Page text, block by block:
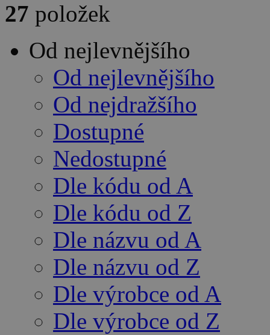
27 položek
Od nejlevnějšího
Od nejlevnějšího
Od nejdražšího
Dostupné
Nedostupné
Dle kódu od A
Dle kódu od Z
Dle názvu od A
Dle názvu od Z
Dle výrobce od A
Dle výrobce od Z